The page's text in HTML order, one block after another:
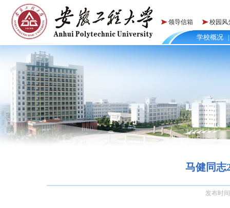
领导信箱 校园风
学校概况 |
马健同志
发布时